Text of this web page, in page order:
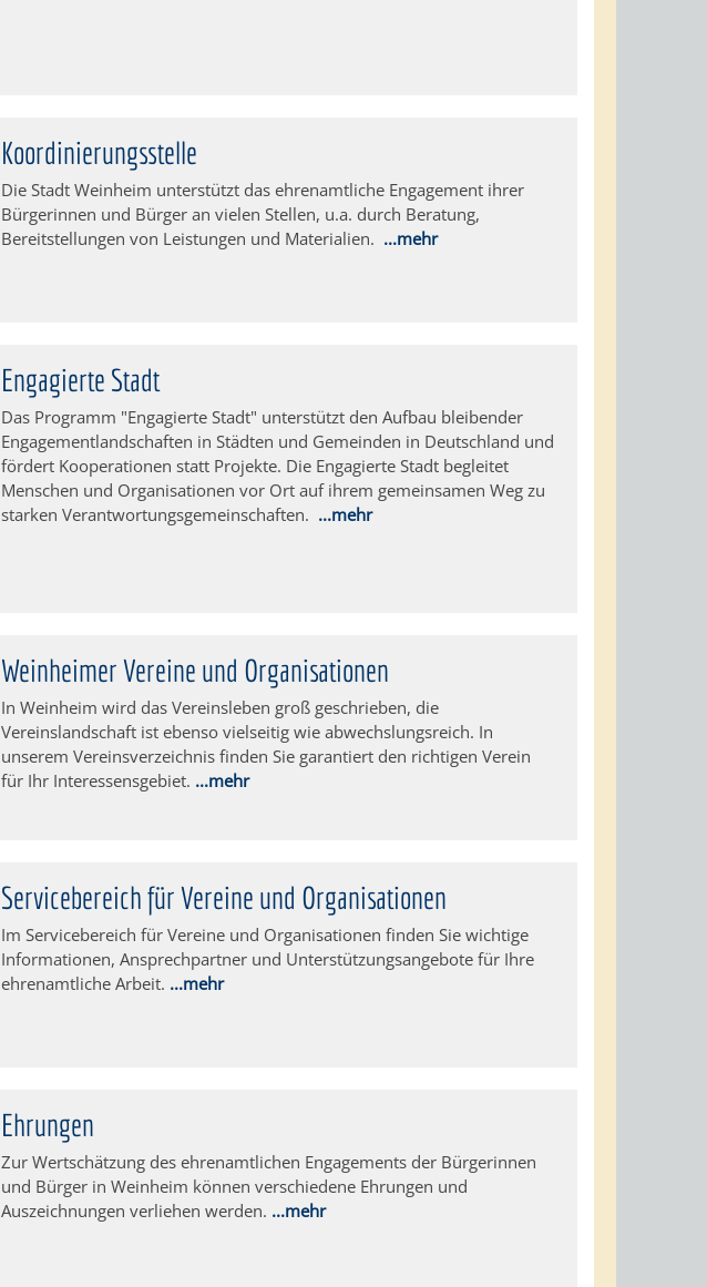
Koordinierungsstelle
Die Stadt Weinheim unterstützt das ehrenamtliche Engagement ihrer
Bürgerinnen und Bürger an vielen Stellen, u.a. durch Beratung,
Bereitstellungen von Leistungen und Materialien. ...mehr
Engagierte Stadt
Das Programm "Engagierte Stadt" unterstützt den Aufbau bleibender
Engagementlandschaften in Städten und Gemeinden in Deutschland und
fördert Kooperationen statt Projekte. Die Engagierte Stadt begleitet
Menschen und Organisationen vor Ort auf ihrem gemeinsamen Weg zu
starken Verantwortungsgemeinschaften. ...mehr
Weinheimer Vereine und Organisationen
In Weinheim wird das Vereinsleben groß geschrieben, die
Vereinslandschaft ist ebenso vielseitig wie abwechslungsreich. In
unserem Vereinsverzeichnis finden Sie garantiert den richtigen Verein
für Ihr Interessensgebiet. ...mehr
Servicebereich für Vereine und Organisationen
Im Servicebereich für Vereine und Organisationen finden Sie wichtige
Informationen, Ansprechpartner und Unterstützungsangebote für Ihre
ehrenamtliche Arbeit. ...mehr
Ehrungen
Zur Wertschätzung des ehrenamtlichen Engagements der Bürgerinnen
und Bürger in Weinheim können verschiedene Ehrungen und
Auszeichnungen verliehen werden. ...mehr